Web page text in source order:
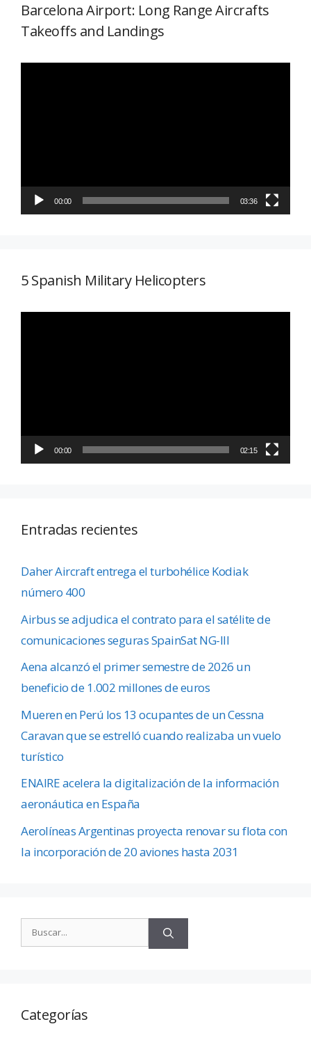
Barcelona Airport: Long Range Aircrafts
Takeoffs and Landings
00:00 03:36
5 Spanish Military Helicopters
00:00 02:15
Entradas recientes
Daher Aircraft entrega el turbohélice Kodiak
número 400
Airbus se adjudica el contrato para el satélite de
comunicaciones seguras SpainSat NG-III
Aena alcanzó el primer semestre de 2026 un
beneficio de 1.002 millones de euros
Mueren en Perú los 13 ocupantes de un Cessna
Caravan que se estrelló cuando realizaba un vuelo
turístico
ENAIRE acelera la digitalización de la información
aeronáutica en España
Aerolíneas Argentinas proyecta renovar su flota con
la incorporación de 20 aviones hasta 2031
Categorías